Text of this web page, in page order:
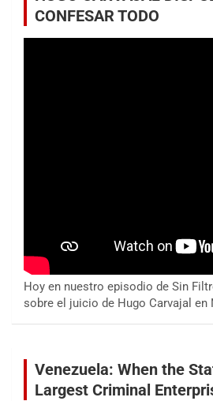
CONFESAR TODO
Hoy en nuestro episodio de Sin
sobre el juicio de Hugo Carvajal en
Venezuela: When the
Largest Criminal